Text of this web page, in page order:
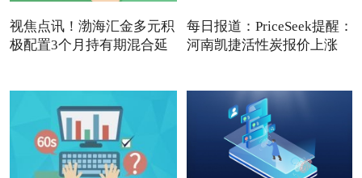
视焦点讯！渤海汇金多元积
极配置3个月持有期混合延
每日报道：PriceSeek提醒：
河南凯捷活性炭报价上涨